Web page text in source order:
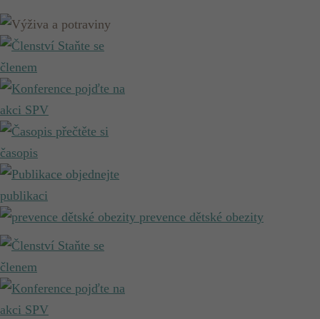
Staňte se
členem
pojďte na
akci SPV
přečtěte si
časopis
objednejte
publikaci
prevence dětské obezity
Staňte se
členem
pojďte na
akci SPV